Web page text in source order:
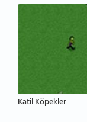
Katil Köpekler